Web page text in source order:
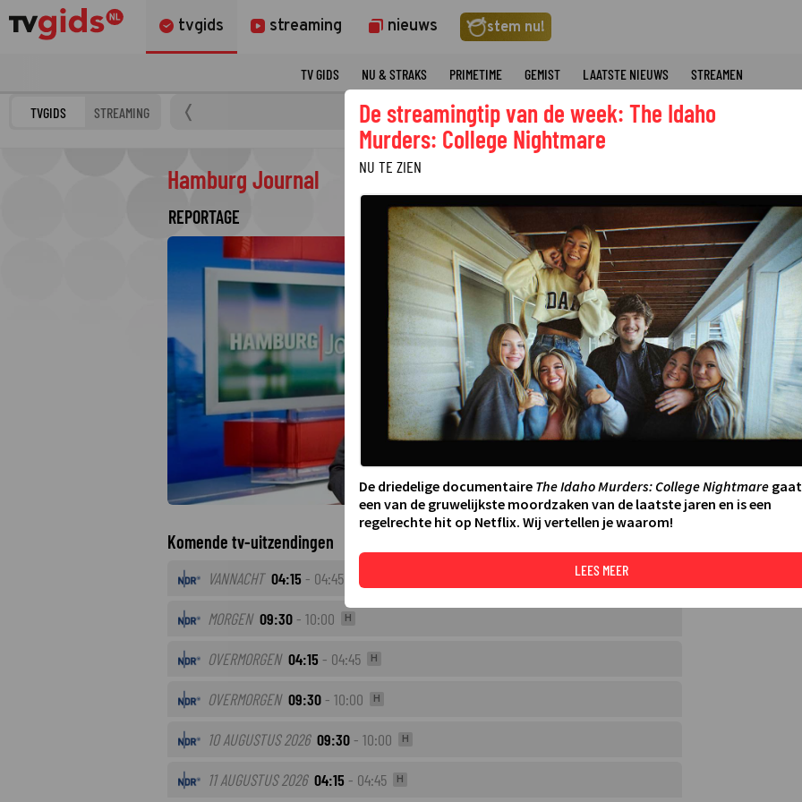
tvgids streaming nieuws stem nu!
TV GIDS NU & STRAKS PRIMETIME GEMIST LAATSTE NIEUWS STREAMEN
TVGIDS STREAMING
Hamburg Journal
REPORTAGE
Komende tv-uitzendingen
VANNACHT 04:15 - 04:45
MORGEN 09:30 - 10:00 H
OVERMORGEN 04:15 - 04:45 H
OVERMORGEN 09:30 - 10:00 H
10 AUGUSTUS 2026 09:30 - 10:00 H
11 AUGUSTUS 2026 04:15 - 04:45 H
Over dit
GENRE
De streamingtip van de week: The Idaho
Murders: College Nightmare
NU TE ZIEN
De driedelige documentaire The Idaho Murders: College Nightmaregaat
een van de gruwelijkste moordzaken van de laatste jaren en is een
regelrechte hit op Netflix. Wij vertellen je waarom!
LEES MEER